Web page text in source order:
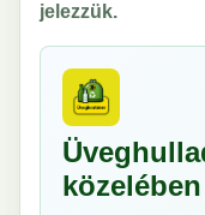
jelezzük.
közelében